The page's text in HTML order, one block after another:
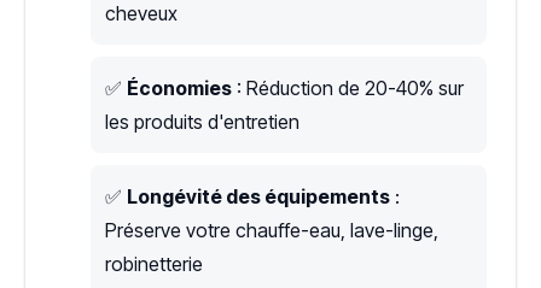
cheveux
✅ Économies : Réduction de 20-40% sur
les produits d'entretien
✅ Longévité des équipements :
Préserve votre chauffe-eau, lave-linge,
robinetterie